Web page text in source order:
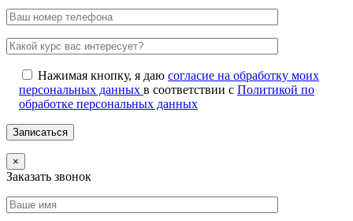
Нажимая кнопку, я даю согласие на обработку моих
персональных данных в соответствии с Политикой по
обработке персональных данных
×
Заказать звонок